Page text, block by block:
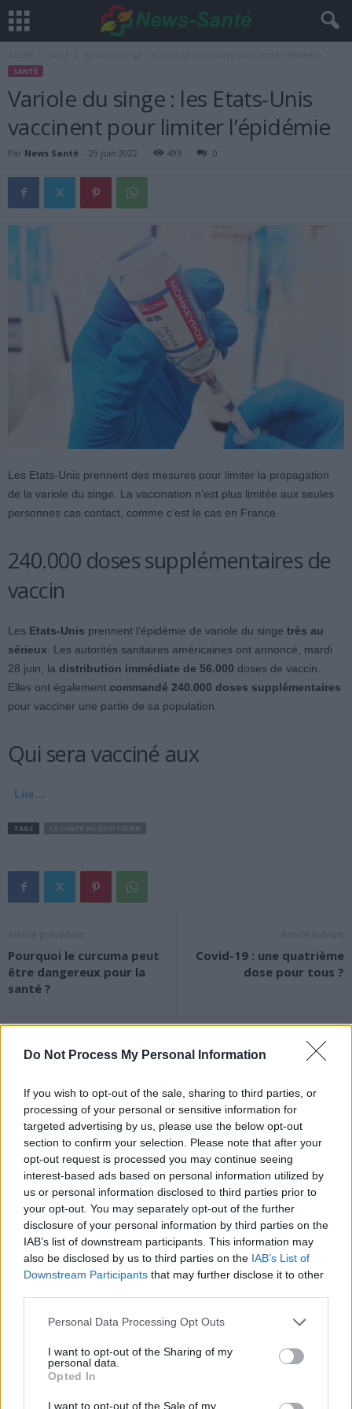
Do Not Process My Personal Information
If you wish to opt-out of the sale, sharing to third parties, or
processing of your personal or sensitive information for
targeted advertising by us, please use the below opt-out
section to confirm your selection. Please note that after your
opt-out request is processed you may continue seeing
interest-based ads based on personal information utilized by
us or personal information disclosed to third parties prior to
your opt-out. You may separately opt-out of the further
disclosure of your personal information by third parties on the
IAB’s list of downstream participants. This information may
also be disclosed by us to third parties on the IAB’s List of
Downstream Participants that may further disclose it to other
Personal Data Processing Opt Outs
I want to opt-out of the Sharing of my
personal data.
Opted In
I want to opt-out of the Sale of my
SANTÉ
Variole du singe : les Etats-Unis
vaccinent pour limiter l’épidémie
Par News Santé - 29 juin 2022 493 0
Les Etats-Unis prennent des mesures pour limiter la propagation
de la variole du singe. La vaccination n’est plus limitée aux seules
personnes cas contact, comme c’est le cas en France.
240.000 doses supplémentaires de
vaccin
Les Etats-Unis prennent l’épidémie de variole du singe très au
sérieux. Les autorités sanitaires américaines ont annoncé, mardi
28 juin, la distribution immédiate de 56.000 doses de vaccin.
Elles ont également commandé 240.000 doses supplémentaires
pour vacciner une partie de sa population.
Qui sera vacciné aux
Lire…
TAGS
Pourquoi le curcuma peut
être dangereux pour la
santé ?
Covid-19 : une quatrième
dose pour tous ?
News Santé
https://news-sante.fr
ARTICLES CONNEXES PLUS DE L'AUTEUR
Santé
essentiels des
éviter le danger
Santé
attention à la pénurie de
Santé
révolutionnaire pour